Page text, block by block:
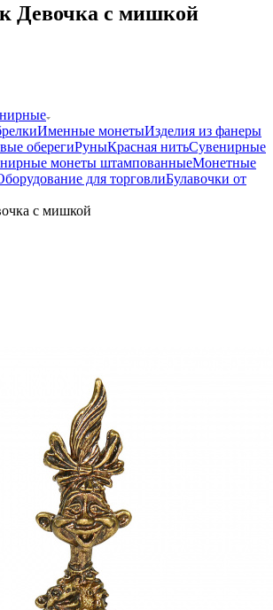
Девочка с мишкой
Именные монетыИзделия из фанеры
оберегиРуныКрасная нитьСувенирные
монеты штампованныеМонетные
для торговлиБулавочки от
с мишкой